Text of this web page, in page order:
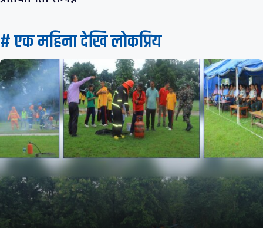
# एक महिना देखि लाेकप्रिय